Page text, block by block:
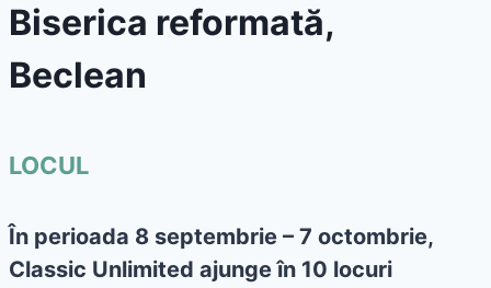
Biserica reformată,
Beclean
LOCUL
În perioada 8 septembrie – 7 octombrie,
Classic Unlimited ajunge în 10 locuri